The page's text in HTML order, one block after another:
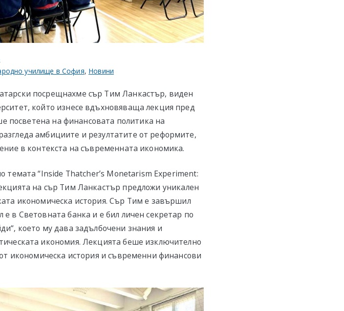
училище в София, Новини
посрещнахме сър Тим Ланкастър, виден
който изнесе вдъхновяваща лекция пред
посветена на финансовата политика на
амбициите и резултатите от реформите,
в контекста на съвременната икономика.
темата “Inside Thatcher’s Monetarism Experiment:
на сър Тим Ланкастър предложи уникален
икономическа история. Сър Тим е завършил
в Световната банка и е бил личен секретар по
което му дава задълбочени знания и
икономия. Лекцията беше изключително
икономическа история и съвременни финансови